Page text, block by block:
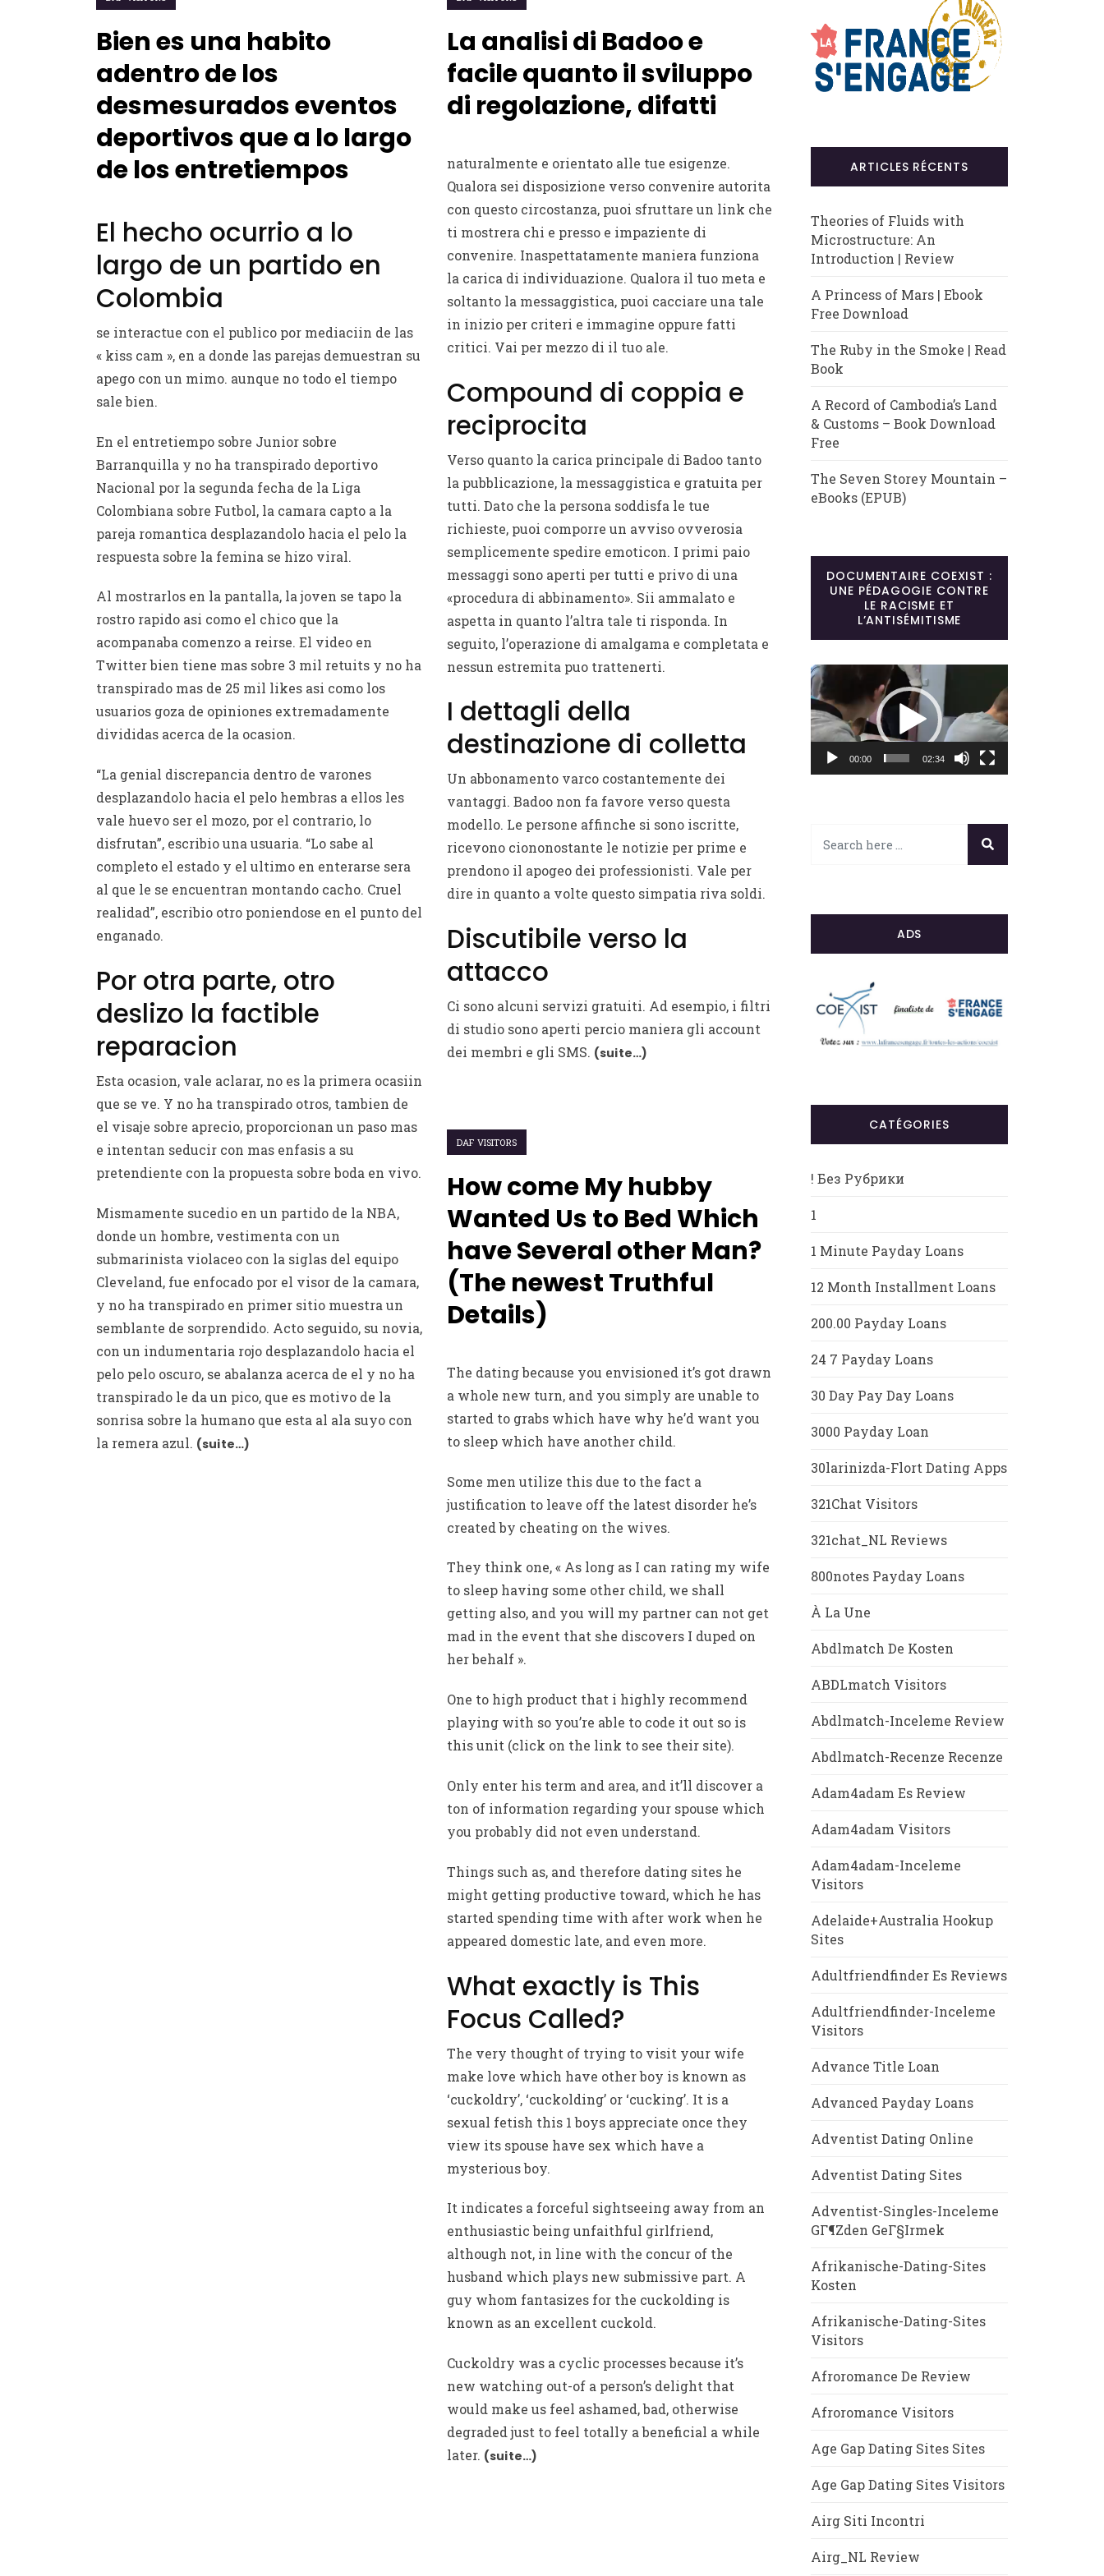
Bien es una habito
adentro de los
desmesurados eventos
deportivos que a lo largo
de los entretiempos
El hecho ocurrio a lo
largo de un partido en
Colombia
se interactue con el publico por mediaciin de las
« kiss cam », en a donde las parejas demuestran su
apego con un mimo. aunque no todo el tiempo
sale bien.
En el entretiempo sobre Junior sobre
Barranquilla y no ha transpirado deportivo
Nacional por la segunda fecha de la Liga
Colombiana sobre Futbol, la camara capto a la
pareja romantica desplazandolo hacia el pelo la
respuesta sobre la femina se hizo viral.
Al mostrarlos en la pantalla, la joven se tapo la
rostro rapido asi­ como el chico que la
acompanaba comenzo a reirse. El video en
Twitter bien tiene mas sobre 3 mil retuits y no ha
transpirado mas de 25 mil likes asi­ como los
usuarios goza de opiniones extremadamente
divididas acerca de la ocasion.
“La genial discrepancia dentro de varones
desplazandolo hacia el pelo hembras a ellos les
vale huevo ser el mozo, por el contrario, lo
disfrutan”, escribio una usuaria. “Lo sabe al
completo el estado y el ultimo en enterarse sera
al que le se encuentran montando cacho. Cruel
realidad”, escribio otro poniendose en el punto del
enganado.
Por otra parte, otro
deslizo la factible
reparacion
Esta ocasion, vale aclarar, no es la primera ocasiin
que se ve. Y no ha transpirado otros, tambien de
el visaje sobre aprecio, proporcionan un paso mas
e intentan seducir con mas enfasis a su
pretendiente con la propuesta sobre boda en vivo.
Mismamente sucedio en un partido de la NBA,
donde un hombre, vestimenta con un
submarinista violaceo con la siglas del equipo
Cleveland, fue enfocado por el visor de la camara,
y no ha transpirado en primer sitio muestra un
semblante de sorprendido. Acto seguido, su novia,
con un indumentaria rojo desplazandolo hacia el
pelo pelo oscuro, se abalanza acerca de el y no ha
transpirado le da un pico, que es motivo de la
sonrisa sobre la humano que esta al ala suyo con
la remera azul. (suite…)
La analisi di Badoo e
facile quanto il sviluppo
di regolazione, difatti
naturalmente e orientato alle tue esigenze.
Qualora sei disposizione verso convenire autorita
con questo circostanza, puoi sfruttare un link che
ti mostrera chi e presso e impaziente di
convenire. Inaspettatamente maniera funziona
la carica di individuazione. Qualora il tuo meta e
soltanto la messaggistica, puoi cacciare una tale
in inizio per criteri e immagine oppure fatti
critici. Vai per mezzo di il tuo ale.
Compound di coppia e
reciprocita
Verso quanto la carica principale di Badoo tanto
la pubblicazione, la messaggistica e gratuita per
tutti. Dato che la persona soddisfa le tue
richieste, puoi comporre un avviso ovverosia
semplicemente spedire emoticon. I primi paio
messaggi sono aperti per tutti e privo di una
«procedura di abbinamento». Sii ammalato e
aspetta in quanto l’altra tale ti risponda. In
seguito, l’operazione di amalgama e completata e
nessun estremita puo trattenerti.
I dettagli della
destinazione di colletta
Un abbonamento varco costantemente dei
vantaggi. Badoo non fa favore verso questa
modello. Le persone affinche si sono iscritte,
ricevono ciononostante le notizie per prime e
prendono il apogeo dei professionisti. Vale per
dire in quanto a volte questo simpatia riva soldi.
Discutibile verso la
attacco
Ci sono alcuni servizi gratuiti. Ad esempio, i filtri
di studio sono aperti percio maniera gli account
dei membri e gli SMS. (suite…)
DAF VISITORS
How come My hubby
Wanted Us to Bed Which
have Several other Man?
(The newest Truthful
Details)
The dating because you envisioned it’s got drawn
a whole new turn, and you simply are unable to
started to grabs which have why he’d want you
to sleep which have another child.
Some men utilize this due to the fact a
justification to leave off the latest disorder he’s
created by cheating on the wives.
They think one, « As long as I can rating my wife
to sleep having some other child, we shall
getting also, and you will my partner can not get
mad in the event that she discovers I duped on
her behalf ».
One to high product that i highly recommend
playing with so you’re able to code it out so is
this unit (click on the link to see their site).
Only enter his term and area, and it’ll discover a
ton of information regarding your spouse which
you probably did not even understand.
Things such as, and therefore dating sites he
might getting productive toward, which he has
started spending time with after work when he
appeared domestic late, and even more.
What exactly is This
Focus Called?
The very thought of trying to visit your wife
make love which have other boy is known as
‘cuckoldry’, ‘cuckolding’ or ‘cucking’. It is a
sexual fetish this 1 boys appreciate once they
view its spouse have sex which have a
mysterious boy.
It indicates a forceful sightseeing away from an
enthusiastic being unfaithful girlfriend,
although not, in line with the concur of the
husband which plays new submissive part. A
guy whom fantasizes for the cuckolding is
known as an excellent cuckold.
Cuckoldry was a cyclic processes because it’s
new watching out-of a person’s delight that
would make us feel ashamed, bad, otherwise
degraded just to feel totally a beneficial a while
later. (suite…)
ARTICLES RÉCENTS
Theories of Fluids with
Microstructure: An
Introduction | Review
A Princess of Mars | Ebook
Free Download
The Ruby in the Smoke | Read
Book
A Record of Cambodia’s Land
& Customs – Book Download
Free
The Seven Storey Mountain –
eBooks (EPUB)
DOCUMENTAIRE COEXIST :
UNE PÉDAGOGIE CONTRE
LE RACISME ET
L’ANTISÉMITISME
Lecteur
vidéo
00:00 02:34
ADS
CATÉGORIES
! Без Рубрики
1
1 Minute Payday Loans
12 Month Installment Loans
200.00 Payday Loans
24 7 Payday Loans
30 Day Pay Day Loans
3000 Payday Loan
30larinizda-Flort Dating Apps
321Chat Visitors
321chat_NL Reviews
800notes Payday Loans
À La Une
Abdlmatch De Kosten
ABDLmatch Visitors
Abdlmatch-Inceleme Review
Abdlmatch-Recenze Recenze
Adam4adam Es Review
Adam4adam Visitors
Adam4adam-Inceleme
Visitors
Adelaide+Australia Hookup
Sites
Adultfriendfinder Es Reviews
Adultfriendfinder-Inceleme
Visitors
Advance Title Loan
Advanced Payday Loans
Adventist Dating Online
Adventist Dating Sites
Adventist-Singles-Inceleme
GГ¶zden GeГ§irmek
Afrikanische-Dating-Sites
Kosten
Afrikanische-Dating-Sites
Visitors
Afroromance De Review
Afroromance Visitors
Age Gap Dating Sites Sites
Age Gap Dating Sites Visitors
Airg Siti Incontri
Airg_NL Review